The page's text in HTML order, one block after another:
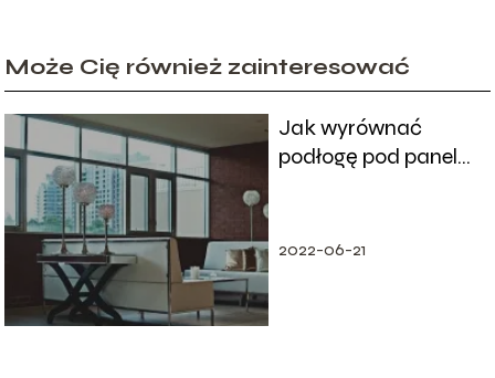
Może Cię również zainteresować
Jak wyrównać
podłogę pod panele-
2022-06-21